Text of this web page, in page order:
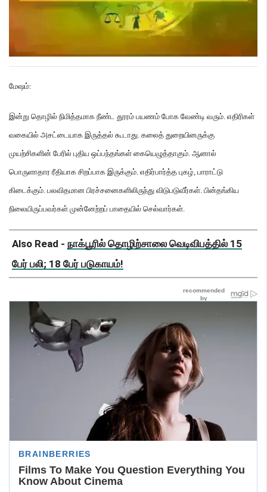
மேஷம்:
இன்று தொழில் நிமித்தமாக நீண்ட தூரம் பயணம் போக வேண்டி வரும். எதிரிகள்
வகையில் அசட்டையாக இருத்தல் கூடாது. கலைத் துறையினருக்கு
முயற்சிகளின் பேரில் புதிய ஒப்பந்தங்கள் கையெழுத்தாகும். ஆனால்
பொருளாதார ரீதியாக சிறப்பாக இருக்கும். எதிர்பார்த்த புகழ், பாராட்டு
கிடைக்கும். பலவிதமான பிரச்சனைகளிலிருந்து விடுபடுவீர்கள். பின்தங்கிய
நிலையிருப்பவர்கள் முன்னேற்றப் பாதையில் செல்வார்கள்.
Also Read - நாக்பூரில் தொழிற்சாலை வெடிவிபத்தில் 15
பேர் பலி; 18 பேர் படுகாயம்!